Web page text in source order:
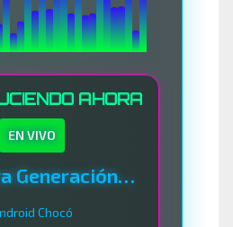
AHORA
EN VIVO
La Nueva Generación Del Sistema
Chocó